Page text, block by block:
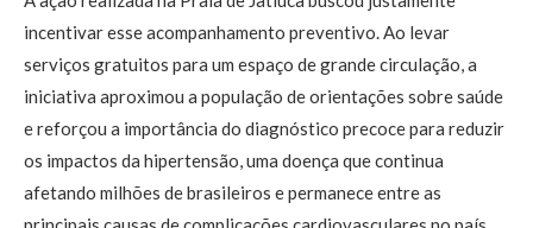
incentivar esse acompanhamento preventivo. Ao levar
serviços gratuitos para um espaço de grande circulação, a
iniciativa aproximou a população de orientações sobre saúde
e reforçou a importância do diagnóstico precoce para reduzir
os impactos da hipertensão, uma doença que continua
afetando milhões de brasileiros e permanece entre as